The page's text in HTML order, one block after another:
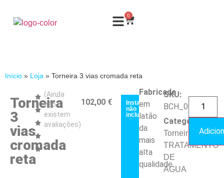
0
Início » Loja » Torneira 3 vias cromada reta
Torneira
3
vias
cromada
reta
(Ainda
não
existem
avaliações)
102,00 €
Instalação
não
incluída
Fabricada
em
latão
da
mais
alta
qualidade.
SKU:
BCH_065M
Categorias:
Torneiras
TRATAMENTO
DE
ÁGUA